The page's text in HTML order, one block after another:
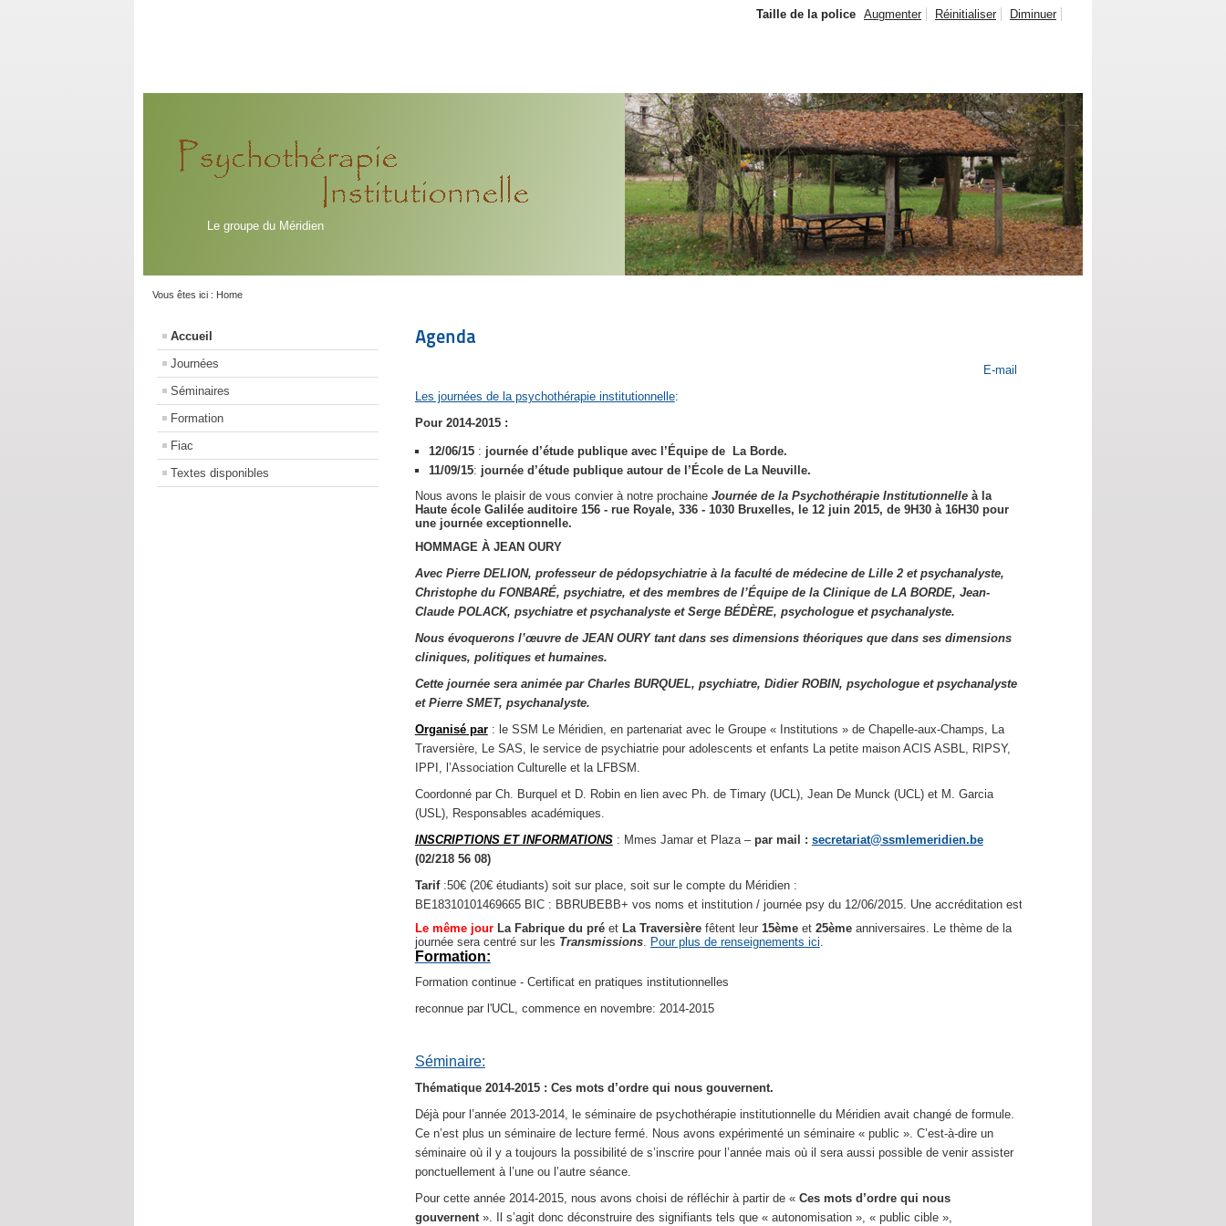
Le groupe du Méridien
Taille de la police Augmenter Réinitialiser Diminuer
Vous êtes ici : Home
Accueil
Journées
Séminaires
Formation
Fiac
Textes disponibles
Agenda
E-mail
Les journées de la psychothérapie institutionnelle:
Pour 2014-2015 :
12/06/15: journée d’étude publique avec l’Équipe de La Borde.
11/09/15: journée d’étude publique autour de l’École de La Neuville.
Nous avons le plaisir de vous convier à notre prochaine Journée de la Psychothérapie Institutionnelleà la
Haute école Galilée​ ​auditoire 156​ ​- rue Royale, 336 - 1030 Bruxelles, le 12 juin 2015, de 9H30 à 16H30 pour
une journée exceptionnelle.
HOMMAGE À JEAN OURY
Avec Pierre DELION, professeur de pédopsychiatrie à la faculté de médecine de Lille 2 et psychanalyste,
Christophe du FONBARÉ, psychiatre, et des membres de l’Équipe de la Clinique de LA BORDE, Jean-
Claude POLACK, psychiatre et psychanalyste et Serge BÉDÈRE, psychologue et psychanalyste.
Nous évoquerons l’œuvre de JEAN OURY tant dans ses dimensions théoriques que dans ses dimensions
cliniques, politiques et humaines.
Cette journée sera animée par Charles BURQUEL, psychiatre, Didier ROBIN, psychologue et psychanalyste
et Pierre SMET, psychanalyste.
Organisé par: le SSM Le Méridien, en partenariat avec le Groupe « Institutions » de Chapelle-aux-Champs, La
Traversière, Le SAS, le service de psychiatrie pour adolescents et enfants La petite maison ACIS ASBL, RIPSY,
IPPI, l’Association Culturelle et la LFBSM.
Coordonné par Ch. Burquel et D. Robin en lien avec Ph. de Timary (UCL), Jean De Munck (UCL) et M. Garcia
(USL), Responsables académiques.
INSCRIPTIONS ET INFORMATIONS: Mmes Jamar et Plaza – par mail : secretariat@ssmlemeridien.be
(02/218 56 08)
Tarif:50€ (20€ étudiants) soit sur place, soit sur le compte du Méridien :
BE18310101469665 BIC : BBRUBEBB+ vos noms et institution / journée psy du 12/06/2015. Une accréditation est demandée.
Le même jour La Fabrique du préet La Traversièrefêtent leur 15èmeet 25èmeanniversaires. Le thème de la
journée sera centré sur les Transmissions. Pour plus de renseignements ici.
Formation:
Formation continue - Certificat en pratiques institutionnelles
reconnue par l'UCL, commence en novembre: 2014-2015
Séminaire:
Thématique 2014-2015 : Ces mots d’ordre qui nous gouvernent.
Déjà pour l’année 2013-2014, le séminaire de psychothérapie institutionnelle du Méridien avait changé de formule.
Ce n’est plus un séminaire de lecture fermé. Nous avons expérimenté un séminaire « public ». C’est-à-dire un
séminaire où il y a toujours la possibilité de s’inscrire pour l’année mais où il sera aussi possible de venir assister
ponctuellement à l’une ou l’autre séance.
Pour cette année 2014-2015, nous avons choisi de réfléchir à partir de «Ces mots d’ordre qui nous
gouvernent ». Il s’agit donc déconstruire des signifiants tels que « autonomisation », « public cible »,